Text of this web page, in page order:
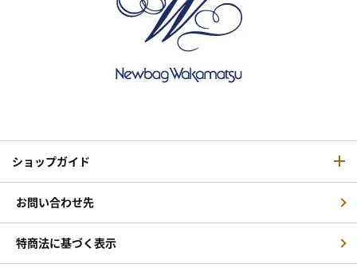
ショップガイド
お問い合わせ先
特商法に基づく表示